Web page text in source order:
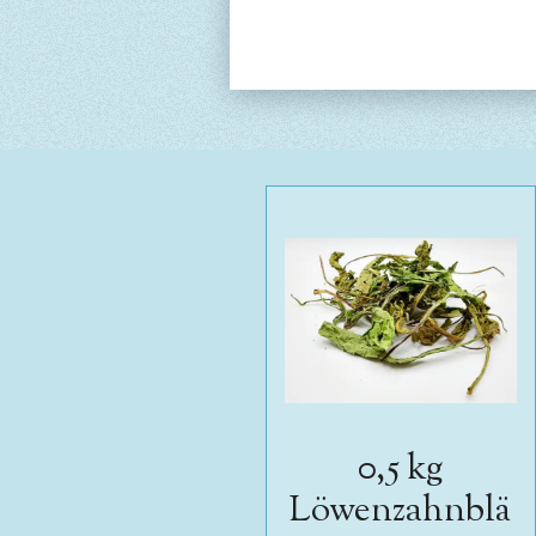
0,5 kg
Löwenzahnblä